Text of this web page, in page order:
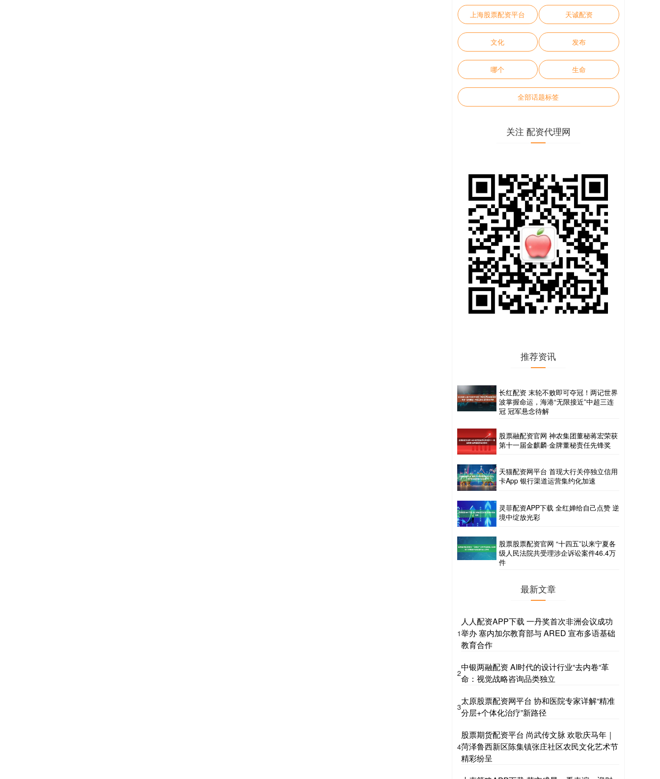
上海股票配资平台 天诚配资
文化 发布
哪个 生命
全部话题标签
关注 配资代理网
推荐资讯
长红配资 末轮不败即可夺冠！两记世界
波掌握命运，海港“无限接近”中超三连
冠 冠军悬念待解
股票融配资官网 神农集团董秘蒋宏荣获
第十一届金麒麟·金牌董秘责任先锋奖
天猫配资网平台 首现大行关停独立信用
卡App 银行渠道运营集约化加速
灵菲配资APP下载 全红婵给自己点赞 逆
境中绽放光彩
股票股票配资官网 “十四五”以来宁夏各
级人民法院共受理涉企诉讼案件46.4万
件
最新文章
1
人人配资APP下载 一丹奖首次非洲会议成功
举办 塞内加尔教育部与 ARED 宣布多语基础
教育合作
2
中银两融配资 AI时代的设计行业“去内卷“革
命：视觉战略咨询品类独立
3
太原股票配资网平台 协和医院专家详解“精准
分层+个体化治疗”新路径
4
股票期货配资平台 尚武传文脉 欢歌庆马年｜
菏泽鲁西新区陈集镇张庄社区农民文化艺术节
精彩纷呈